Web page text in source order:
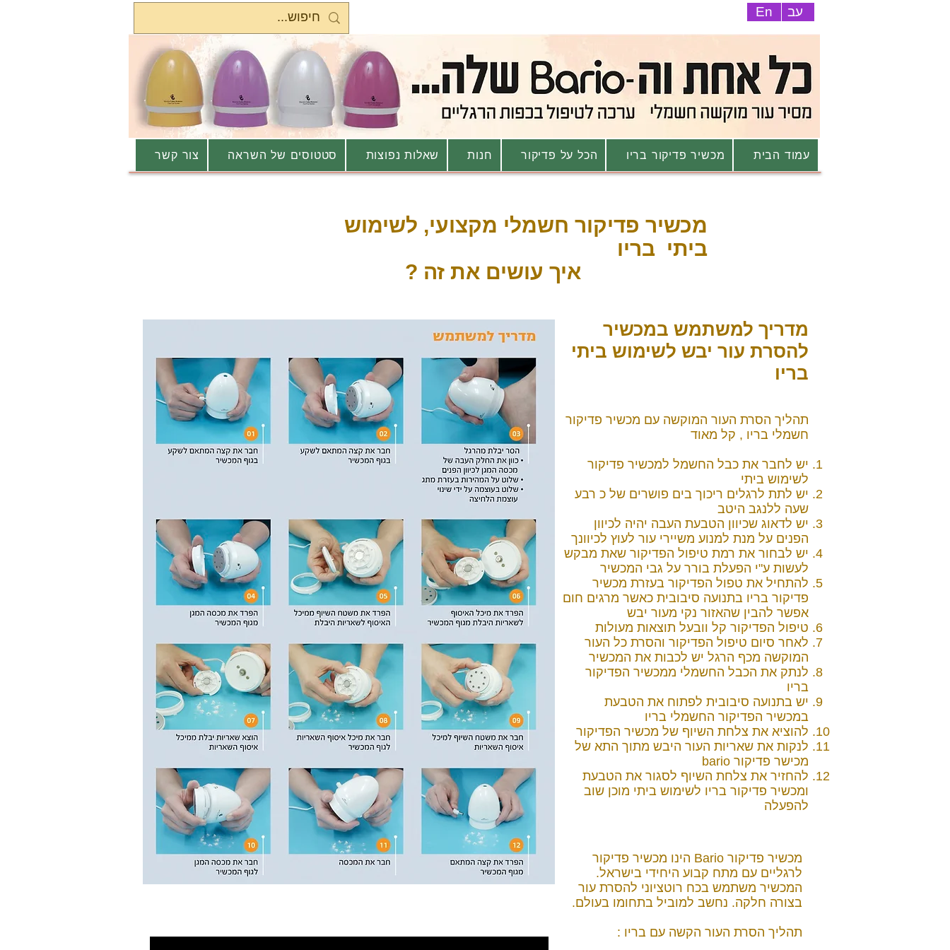
עב En
צור קשר סטטוסים של השראה שאלות נפוצות חנות הכל על פדיקור מכשיר פדיקור בריו עמוד הבית
מכשיר פדיקור חשמלי מקצועי, לשימוש
ביתי בריו
איך עושים את זה ?
מדריך למשתמש במכשיר
להסרת עור יבש לשימוש ביתי
בריו
תהליך הסרת העור המוקשה עם מכשיר פדיקור
חשמלי בריו , קל מאוד
יש לחבר את כבל החשמל למכשיר פדיקור
לשימוש ביתי
יש לתת לרגלים ריכוך בים פושרים של כ רבע
שעה ללנגב היטב
יש לדאוג שכיוון הטבעת העבה יהיה לכיוון
הפנים על מנת למנוע משיירי עור לעוץ לכיוונך
יש לבחור את רמת טיפול הפדיקור שאת מבקש
לעשות ע"י הפעלת בורר על גבי המכשיר
להתחיל את טפול הפדיקור בעזרת מכשיר
פדיקור בריו בתנועה סיבובית כאשר מרגים חום
אפשר להבין שהאזור נקי מעור יבש
טיפול הפדיקור קל וובעל תוצאות מעולות
לאחר סיום טיפול הפדיקור והסרת כל העור
המוקשה מכף הרגל יש לכבות את המכשיר
לנתק את הכבל החשמלי ממכשיר הפדיקור
בריו
יש בתנועה סיבובית לפתוח את הטבעת
במכשיר הפדיקור החשמלי בריו
להוציא את צלחת השיוף של מכשיר הפדיקור
לנקות את שאריות העור היבש מתוך התא של
מכישר פדיקור bario
להחזיר את צלחת השיוף לסגור את הטבעת
ומכשיר פדיקור בריו לשימוש ביתי מוכן שוב
להפעלה
מכשיר פדיקור Bario הינו מכשיר פדיקור
לרגליים עם מתח קבוע היחידי בישראל.
המכשיר משתמש בכח רוטציוני להסרת עור
בצורה חלקה. נחשב למוביל בתחומו בעולם.
תהליך הסרת העור הקשה עם בריו :